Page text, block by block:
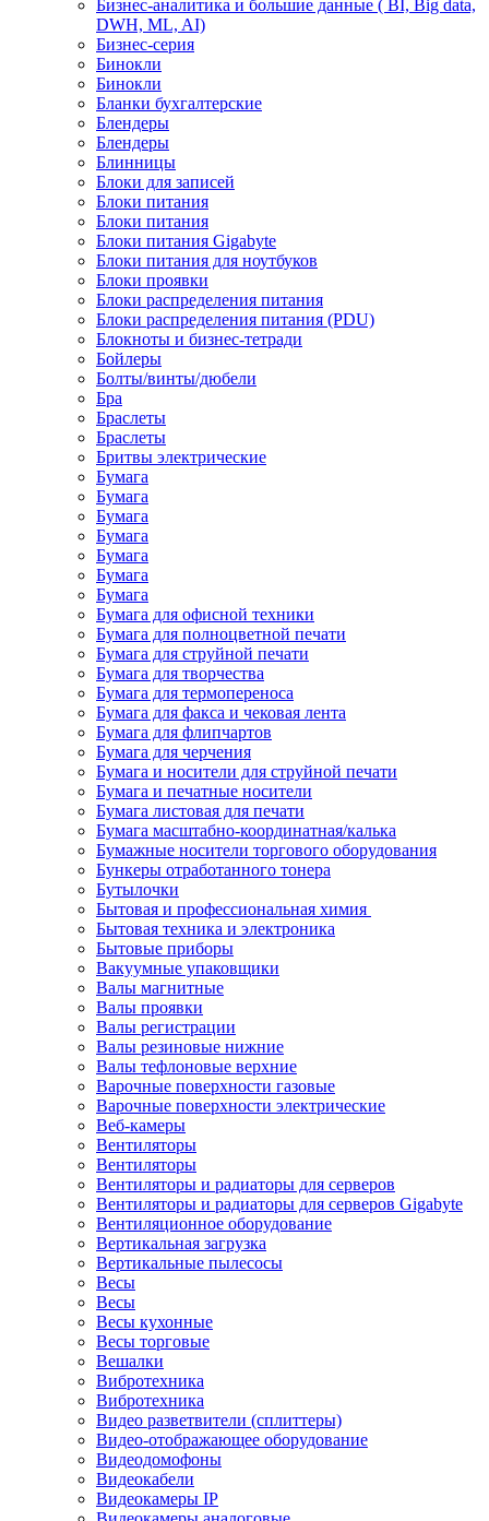
Бизнес-аналитика и большие данные ( BI, Big data,
DWH, ML, AI)
Бизнес-серия
Бинокли
Бинокли
Бланки бухгалтерские
Блендеры
Блендеры
Блинницы
Блоки для записей
Блоки питания
Блоки питания
Блоки питания Gigabyte
Блоки питания для ноутбуков
Блоки проявки
Блоки распределения питания
Блоки распределения питания (PDU)
Блокноты и бизнес-тетради
Бойлеры
Болты/винты/дюбели
Бра
Браслеты
Браслеты
Бритвы электрические
Бумага
Бумага
Бумага
Бумага
Бумага
Бумага
Бумага
Бумага для офисной техники
Бумага для полноцветной печати
Бумага для струйной печати
Бумага для творчества
Бумага для термопереноса
Бумага для факса и чековая лента
Бумага для флипчартов
Бумага для черчения
Бумага и носители для струйной печати
Бумага и печатные носители
Бумага листовая для печати
Бумага масштабно-координатная/калька
Бумажные носители торгового оборудования
Бункеры отработанного тонера
Бутылочки
Бытовая и профессиональная химия
Бытовая техника и электроника
Бытовые приборы
Вакуумные упаковщики
Валы магнитные
Валы проявки
Валы регистрации
Валы резиновые нижние
Валы тефлоновые верхние
Варочные поверхности газовые
Варочные поверхности электрические
Веб-камеры
Вентиляторы
Вентиляторы
Вентиляторы и радиаторы для серверов
Вентиляторы и радиаторы для серверов Gigabyte
Вентиляционное оборудование
Вертикальная загрузка
Вертикальные пылесосы
Весы
Весы
Весы кухонные
Весы торговые
Вешалки
Вибротехника
Вибротехника
Видео разветвители (сплиттеры)
Видео-отображающее оборудование
Видеодомофоны
Видеокабели
Видеокамеры IP